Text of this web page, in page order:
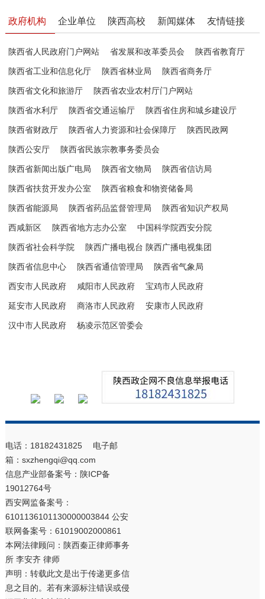
政府机构 企业单位 陕西高校 新闻媒体 友情链接
陕西省人民政府门户网站 省发展和改革委员会 陕西省教育厅
陕西省工业和信息化厅 陕西省林业局 陕西省商务厅
陕西省文化和旅游厅 陕西省农业农村厅门户网站
陕西省水利厅 陕西省交通运输厅 陕西省住房和城乡建设厅
陕西省财政厅 陕西省人力资源和社会保障厅 陕西民政网
陕西公安厅 陕西省民族宗教事务委员会
陕西省新闻出版广电局 陕西省文物局 陕西省信访局
陕西省扶贫开发办公室 陕西省粮食和物资储备局
陕西省能源局 陕西省药品监督管理局 陕西省知识产权局
西咸新区 陕西省地方志办公室 中国科学院西安分院
陕西省社会科学院 陕西广播电视台 陕西广播电视集团
陕西省信息中心 陕西省通信管理局 陕西省气象局
西安市人民政府 咸阳市人民政府 宝鸡市人民政府
延安市人民政府 商洛市人民政府 安康市人民政府
汉中市人民政府 杨凌示范区管委会
电话：18182431825 电子邮
箱：sxzhengqi@qq.com
信息产业部备案号： 陕ICP备
19012764号
西安网监备案号：
6101136101130000003844 公安
联网备案号：61019002000861
本网法律顾问：陕西秦正律师事务
所 李安齐 律师
声明：转载此文是出于传递更多信
息之目的。若有来源标注错误或侵